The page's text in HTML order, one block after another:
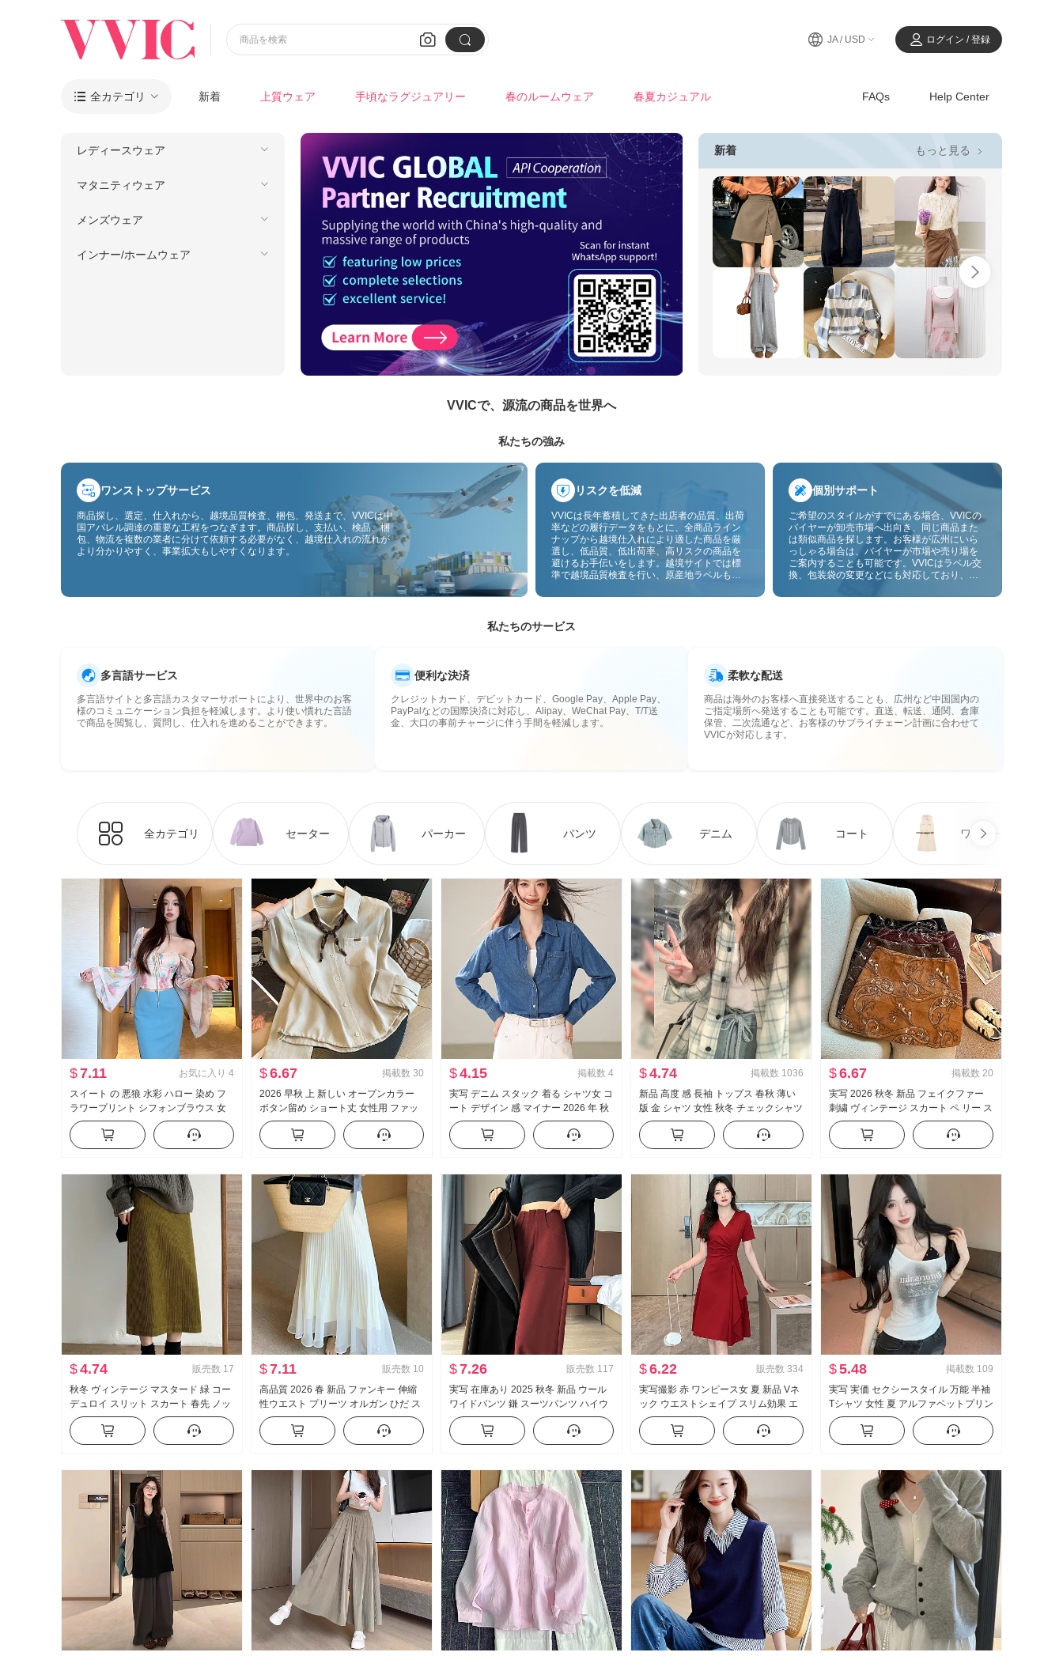
 
商品を検索 JA / USD ログイン / 登録
 全カテゴリ 新着 上質ウェア 手頃なラグジュアリー 春のルームウェア 春夏カジュアル FAQs Help Center
レディースウェア
マタニティウェア
メンズウェア
インナー/ホームウェア
新着 もっと見る 
VVICで、源流の商品を世界へ
私たちの強み
ワンストップサービス
商品探し、選定、仕入れから、越境品質検査、梱包、発送まで、VVICは中
国アパレル調達の重要な工程をつなぎます。商品探し、支払い、検品、梱
包、物流を複数の業者に分けて依頼する必要がなく、越境仕入れの流れが
より分かりやすく、事業拡大もしやすくなります。
リスクを低減
VVICは長年蓄積してきた出店者の品質、出荷
率などの履行データをもとに、全商品ライン
ナップから越境仕入れにより適した商品を厳
選し、低品質、低出荷率、高リスクの商品を
避けるお手伝いをします。越境サイトでは標
準で越境品質検査を行い、原産地ラベルも貼
スのリスクをさらに抑えます。
個別サポート
ご希望のスタイルがすでにある場合、VVICの
バイヤーが卸売市場へ出向き、同じ商品また
は類似商品を探します。お客様が広州にいら
っしゃる場合は、バイヤーが市場や売り場を
ご案内することも可能です。VVICはラベル交
換、包装袋の変更などにも対応しており、今
にも対応予定です。仕入れをお客様のビジネ
私たちのサービス
多言語サービス
多言語サイトと多言語カスタマーサポートにより、世界中のお客
様のコミュニケーション負担を軽減します。より使い慣れた言語
で商品を閲覧し、質問し、仕入れを進めることができます。
便利な決済
クレジットカード、デビットカード、Google Pay、Apple Pay、
PayPalなどの国際決済に対応し、Alipay、WeChat Pay、T/T送
金、大口の事前チャージに伴う手間を軽減します。
柔軟な配送
商品は海外のお客様へ直接発送することも、広州など中国国内の
ご指定場所へ発送することも可能です。直送、転送、通関、倉庫
保管、二次流通など、お客様のサプライチェーン計画に合わせて
VVICが対応します。
全カテゴリ セーター パーカー パンツ デニム コート ワンピース
$7.11 お気に入り 4
スイート の 悪狼 水彩 ハロー 染め フ
ラワープリント シフォンブラウス 女
性の方 襟 デザイン 感 スリム効果 打つ
一括 シャツ トップス
$6.67 掲載数 30
2026 早秋 上 新しい オープンカラー
ボタン留め ショート丈 女性用 ファッ
ション シャツ 配合 シルクタオル
$4.15 掲載数 4
実写 デニム スタック 着る シャツ女 コ
ート デザイン 感 マイナー 2026 年 秋
冬 新品 ヴィンテージ シャツ 長袖
$4.74 掲載数 1036
新品 高度 感 長袖 トップス 春秋 薄い
版 金 シャツ 女性 秋冬 チェックシャツ
コート 秋服 婦人服
$6.67 掲載数 20
実写 2026 秋冬 新品 フェイクファー
刺繍 ヴィンテージ スカート ペ リー ス
刺繍 ミニスカート 女性 ベルト セキュ
リティ ズボン
$4.74 販売数 17
秋冬 ヴィンテージ マスタード 緑 コー
デュロイ スリット スカート 春先 ノッ
ク 万能 スリム効果 ストレート スカー
ト ミディアムレングス スカート
$7.11 販売数 10
高品質 2026 春 新品 ファンキー 伸縮
性ウエスト プリーツ オルガン ひだ ス
カート 女性 仙 ガス 大振り マーメイド
ロングスカート
$7.26 販売数 117
実写 在庫あり 2025 秋冬 新品 ウール
ワイドパンツ 鎌 スーツパンツ ハイウ
エスト 狭い 版 カジュアル フロアレン
グス ズボン 女性
$6.22 販売数 334
実写撮影 赤 ワンピース女 夏 新品 Vネ
ック ウエストシェイプ スリム効果 エ
レガント 半袖 ヘル 本 風 赤 スカート
夏
$5.48 掲載数 109
実写 実価 セクシースタイル 万能 半袖
Tシャツ 女性 夏 アルファベットプリン
ト フェイクレイヤード スリムフィッ
ト スリム効果 インナーシャツ